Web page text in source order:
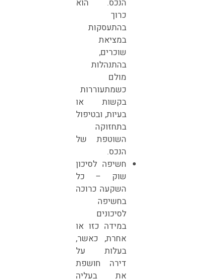
הנכס. הוא
כרוך
בהתעסקות
במציאת
שוכרים,
בהתנהלות
מולם
כשמתעוררות
בקשות או
בעיות, ובטיפול
בתחזוקה
השוטפת של
הנכס.
חשיפה לסיכון
שוק – כל
השקעה כרוכה
בחשיפה
לסיכונים
במידה כזו או
אחרת, כאשר,
בעלות על
דירה חושפת
את בעליה